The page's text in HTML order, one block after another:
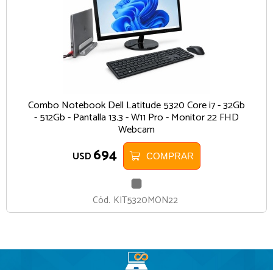
Combo Notebook Dell Latitude 5320 Core i7 - 32Gb
- 512Gb - Pantalla 13.3 - W11 Pro - Monitor 22 FHD
Webcam
USD 694 COMPRAR
Cód. KIT5320MON22